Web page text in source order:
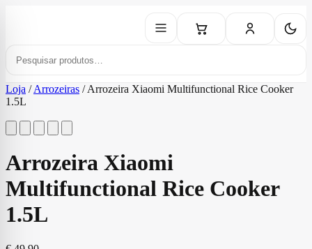
Loja / Arrozeiras / Arrozeira Xiaomi Multifunctional Rice Cooker
1.5L
Arrozeira Xiaomi
Multifunctional Rice Cooker
1.5L